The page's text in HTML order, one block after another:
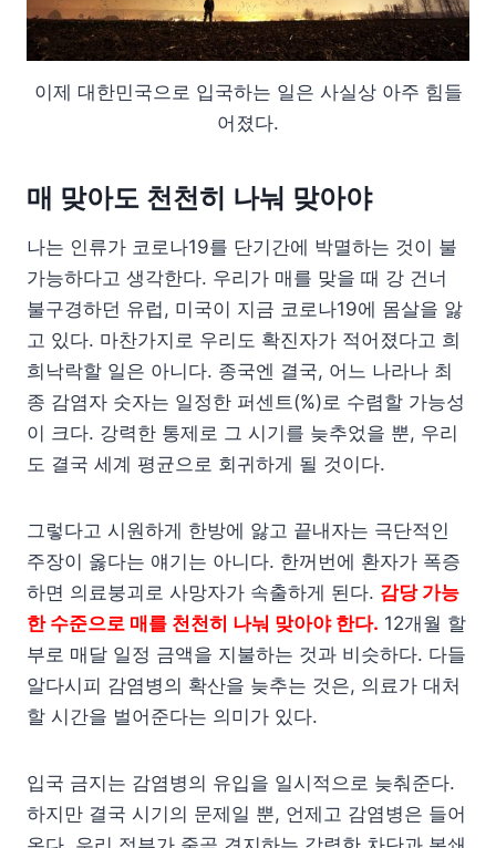
이제 대한민국으로 입국하는 일은 사실상 아주 힘들
어졌다.
매 맞아도 천천히 나눠 맞아야
나는 인류가 코로나19를 단기간에 박멸하는 것이 불
가능하다고 생각한다. 우리가 매를 맞을 때 강 건너
불구경하던 유럽, 미국이 지금 코로나19에 몸살을 앓
고 있다. 마찬가지로 우리도 확진자가 적어졌다고 희
희낙락할 일은 아니다. 종국엔 결국, 어느 나라나 최
종 감염자 숫자는 일정한 퍼센트(%)로 수렴할 가능성
이 크다. 강력한 통제로 그 시기를 늦추었을 뿐, 우리
도 결국 세계 평균으로 회귀하게 될 것이다.
그렇다고 시원하게 한방에 앓고 끝내자는 극단적인
주장이 옳다는 얘기는 아니다. 한꺼번에 환자가 폭증
하면 의료붕괴로 사망자가 속출하게 된다. 감당 가능
한 수준으로 매를 천천히 나눠 맞아야 한다. 12개월 할
부로 매달 일정 금액을 지불하는 것과 비슷하다. 다들
알다시피 감염병의 확산을 늦추는 것은, 의료가 대처
할 시간을 벌어준다는 의미가 있다.
입국 금지는 감염병의 유입을 일시적으로 늦춰준다.
하지만 결국 시기의 문제일 뿐, 언제고 감염병은 들어